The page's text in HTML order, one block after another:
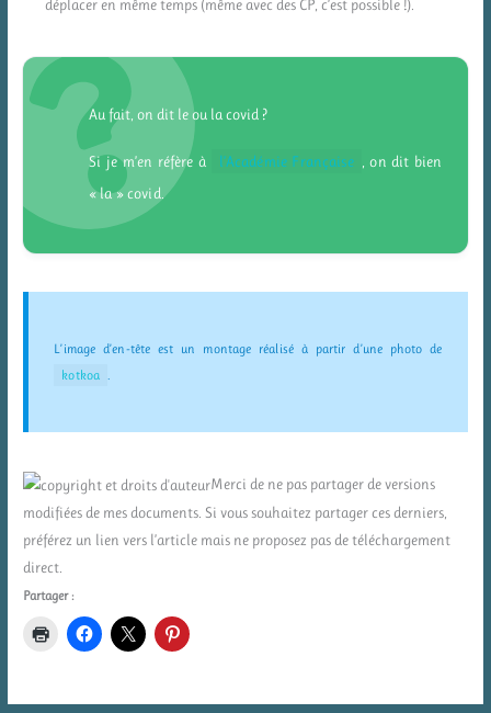
déplacer en même temps (même avec des CP, c’est possible !).
Au fait, on dit le ou la covid ?
Si je m’en réfère à l’Académie Française
, on dit bien
« la » covid.
L’image d’en-tête est un montage réalisé à partir d’une photo de
kotkoa
Merci de ne pas partager de versions
modifiées de mes documents. Si vous souhaitez partager ces derniers,
préférez un lien vers l’article mais ne proposez pas de téléchargement
direct.
Partager :